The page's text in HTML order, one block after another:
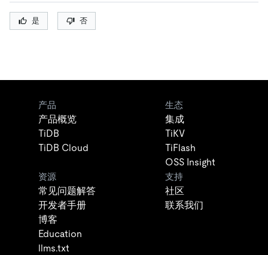
是 否
产品
产品概览
TiDB
TiDB Cloud
生态
集成
TiKV
TiFlash
OSS Insight
资源
常见问题解答
开发者手册
博客
Education
llms.txt
支持
社区
联系我们